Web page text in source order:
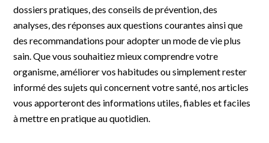
dossiers pratiques, des conseils de prévention, des
analyses, des réponses aux questions courantes ainsi que
des recommandations pour adopter un mode de vie plus
sain. Que vous souhaitiez mieux comprendre votre
organisme, améliorer vos habitudes ou simplement rester
informé des sujets qui concernent votre santé, nos articles
vous apporteront des informations utiles, fiables et faciles
à mettre en pratique au quotidien.